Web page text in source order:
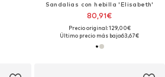
Sandalias con hebilla 'Elisabeth'
80,91€
Precio original: 129,00€
Último precio más bajo:63,67€